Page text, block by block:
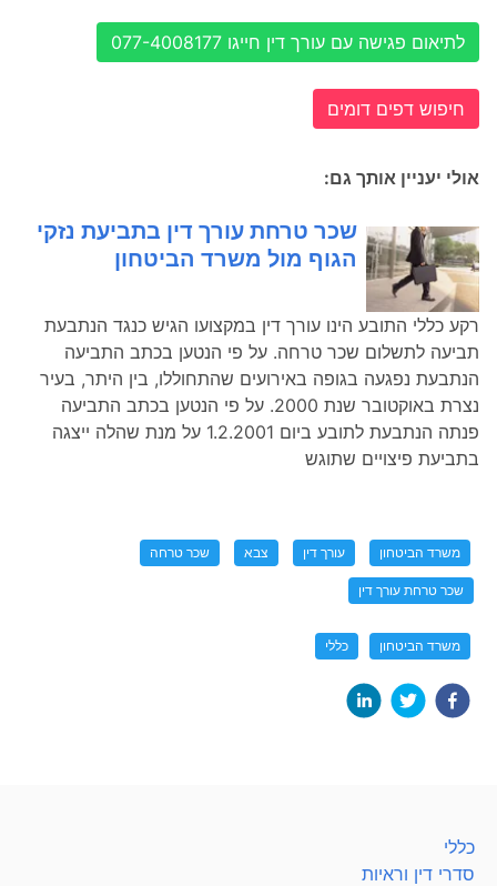
לתיאום פגישה עם עורך דין חייגו 077-4008177
חיפוש דפים דומים
אולי יעניין אותך גם:
שכר טרחת עורך דין בתביעת נזקי
הגוף מול משרד הביטחון
רקע כללי התובע הינו עורך דין במקצועו הגיש כנגד הנתבעת
תביעה לתשלום שכר טרחה. על פי הנטען בכתב התביעה
הנתבעת נפגעה בגופה באירועים שהתחוללו, בין היתר, בעיר
נצרת באוקטובר שנת 2000. על פי הנטען בכתב התביעה
פנתה הנתבעת לתובע ביום 1.2.2001 על מנת שהלה ייצגה
בתביעת פיצויים שתוגש
משרד הביטחון עורך דין צבא שכר טרחה
שכר טרחת עורך דין
משרד הביטחון כללי
כללי
סדרי דין וראיות